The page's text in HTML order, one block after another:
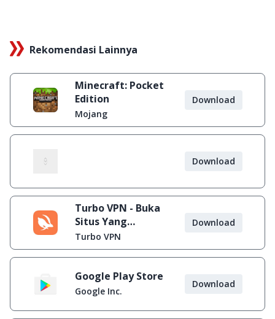
Rekomendasi Lainnya
Minecraft: Pocket
Edition
Mojang
Download
Download
Turbo VPN - Buka
Situs Yang
Diblokir
Turbo VPN
Download
Google Play Store
Google Inc.
Download